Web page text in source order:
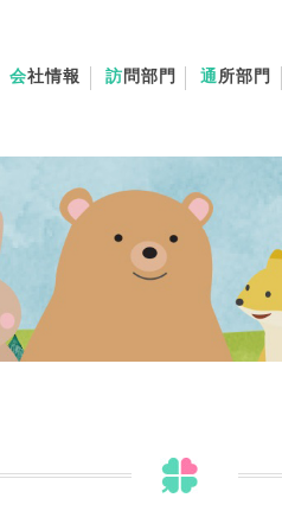
会社情報 訪 問部門 通所部門